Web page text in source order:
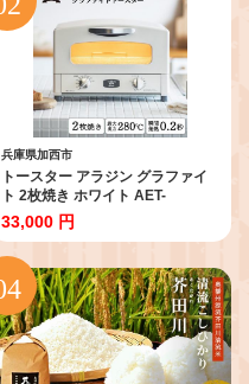
兵庫県加西市
トースター アラジン グラファイ
ト 2枚焼き ホワイト AET-
GS13CW 白 速熱 おしゃれ インテ
リア キッチン 家電 兵庫 加西市 お
掃除 お手入れ楽々 朝食 食パン グ
ラファイトヒーター 速暖 パン焼
き タイマー付き 温め
33,000 円